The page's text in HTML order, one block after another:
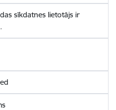
sīkdatnes lietotājs ir